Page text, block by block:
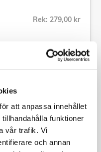
att anpassa innehållet
funktioner
vår trafik. Vi
och annan
Rek: 279,00 kr